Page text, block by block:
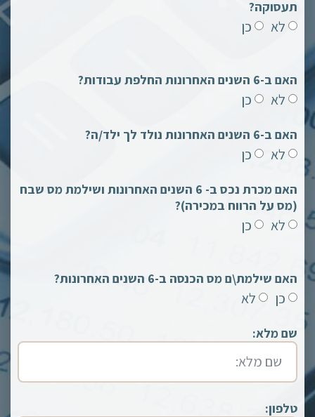
תעסוקה?
לא כן
האם ב-6 השנים האחרונות החלפת עבודות?
לא כן
האם ב-6 השנים האחרונות נולד לך ילד/ה?
לא כן
האם מכרת נכס ב- 6 השנים האחרונות ושילמת מס שבח
(מס על הרווח במכירה)?
לא כן
האם שילמת\ם מס הכנסה ב-6 השנים האחרונות?
כן לא
שם מלא:
טלפון: